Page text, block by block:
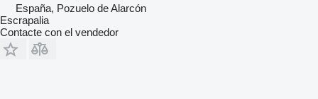
España, Pozuelo de Alarcón
Escrapalia
Contacte con el vendedor